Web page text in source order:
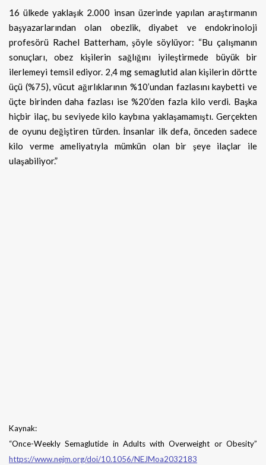
16 ülkede yaklaşık 2.000 insan üzerinde yapılan araştırmanın
başyazarlarından olan obezlik, diyabet ve endokrinoloji
profesörü Rachel Batterham, şöyle söylüyor: “Bu çalışmanın
sonuçları, obez kişilerin sağlığını iyileştirmede büyük bir
ilerlemeyi temsil ediyor. 2,4 mg semaglutid alan kişilerin dörtte
üçü (%75), vücut ağırlıklarının %10’undan fazlasını kaybetti ve
üçte birinden daha fazlası ise %20’den fazla kilo verdi. Başka
hiçbir ilaç, bu seviyede kilo kaybına yaklaşamamıştı. Gerçekten
de oyunu değiştiren türden. İnsanlar ilk defa, önceden sadece
kilo verme ameliyatıyla mümkün olan bir şeye ilaçlar ile
ulaşabiliyor.”
Kaynak:
“Once-Weekly Semaglutide in Adults with Overweight or Obesity”
https://www.nejm.org/doi/10.1056/NEJMoa2032183